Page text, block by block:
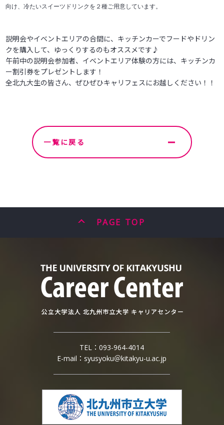
向け、冷たいスイーツドリンクを２種ご用意しています。
説明会やイベントエリアの合間に、キッチンカーでフードやドリン
クを購入して、 ゆっくりするのもオススメです♪
午前中の説明会参加者、イベントエリア体験の方には、キッチンカ
ー割引券をプレゼントします！
全北九大生の皆さん、ぜひぜひキャリフェスにお越しください！！
一覧に戻る
PAGE TOP
TEL：093-964-4014
E-mail： syusyoku＠kitakyu-u.ac.jp